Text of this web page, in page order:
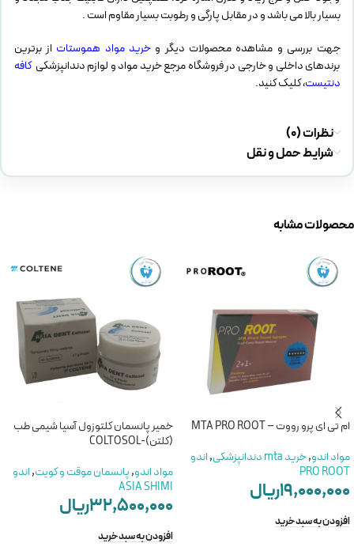
بسیار بالا می باشد و در مقابل پارگی و رطوبت بسیار مقاوم است .
جهت بررسی و مشاهده محصولات دیگر وخرید مواد هموستات از برترین
برندهای داخلی و خارجی در فروشگاه مرجع خرید مواد و لوازم دندانپزشکیکافه
دنتیست، کلیک کنید.
نظرات (0)
شرایط حمل و نقل
محصولات مشابه
ام تی ای پرو رووت – MTA PRO ROOT
مواد اندو,خرید mta دندانپزشکی ,اندو
PRO ROOT
۱۹,۰۰۰,۰۰۰ریال
افزودن به سبد خرید
خمیر پانسمان کلتوزول آسیا شیمی طب
(کلتن)-COLTOSOL
مواد اندو,پانسمان موقت و کویت,اندو
ASIA SHIMI
۳۲,۵۰۰,۰۰۰ریال
افزودن به سبد خرید